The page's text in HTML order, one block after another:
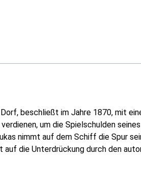
beschließt im Jahre 1870, mit
um die Spielschulden
nimmt auf dem Schiff die Spur
die Unterdrückung durch den